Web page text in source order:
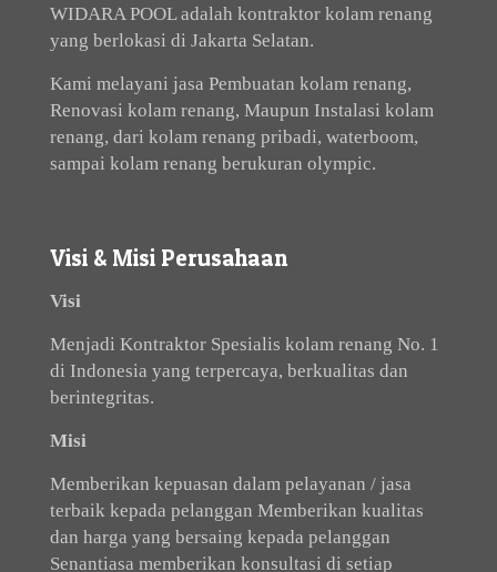
WIDARA POOL adalah kontraktor kolam renang
yang berlokasi di Jakarta Selatan.
Kami melayani jasa Pembuatan kolam renang,
Renovasi kolam renang, Maupun Instalasi kolam
renang, dari kolam renang pribadi, waterboom,
sampai kolam renang berukuran olympic.
Visi & Misi Perusahaan
Visi
Menjadi Kontraktor Spesialis kolam renang No. 1
di Indonesia yang terpercaya, berkualitas dan
berintegritas.
Misi
Memberikan kepuasan dalam pelayanan / jasa
terbaik kepada pelanggan Memberikan kualitas
dan harga yang bersaing kepada pelanggan
Senantiasa memberikan konsultasi di setiap